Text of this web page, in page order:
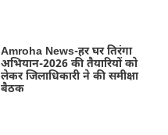
Amroha News-हर घर तिरंगा
अभियान-2026 की तैयारियों को
लेकर जिलाधिकारी ने की समीक्षा
बैठक